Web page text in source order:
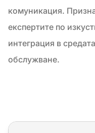
комуникация.
експертите по
интеграция в
обслужване.
Управление на